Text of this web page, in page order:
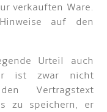
verkauften Ware.
auf den
Urteil auch
ist zwar nicht
Vertragstext
zu speichern, er